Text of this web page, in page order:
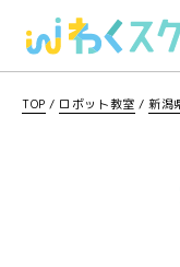
TOP / ロボット教室 /新潟